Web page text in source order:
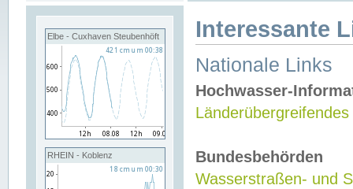
Elbe - Cuxhaven Steubenhöft
RHEIN - Koblenz
Interessante
Nationale Links
Hochwasser-
Bundesbehörden
Wasserstraßen- und